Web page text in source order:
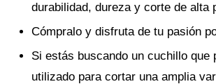
durabilidad, dureza y corte de alta
Cómpralo y disfruta de tu pasión
Si estás buscando un cuchillo que
utilizado para cortar una amplia